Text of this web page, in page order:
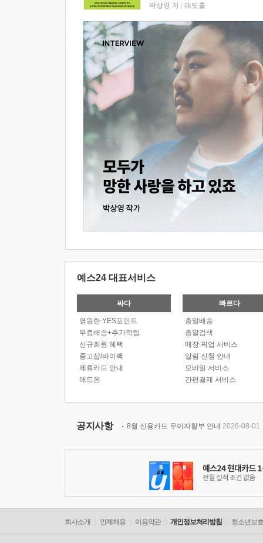
박상영 저 래빗홀
예스24 대표서비스
싸다
영원한 YES포인트
무료배송+추가적립
신규회원 혜택
중고샵/바이백
제휴카드 안내
애드온
빠르다
총알배송
총알검색
매장 픽업 서비스
알림 신청 안내
모바일 서비스
간편결제 서비스
공지사항 8월 신용카드 무이자할부 안내 2026-08-01
회사소개 인재채용 이용약관 개인정보처리방침 청소년보